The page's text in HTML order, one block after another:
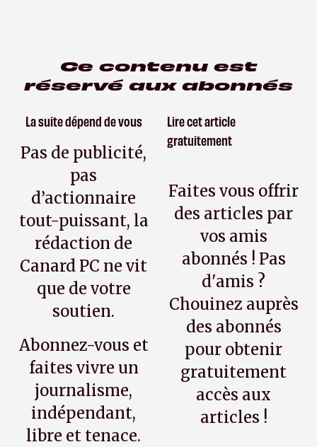
Ce contenu est
réservé aux abonnés
La suite dépend de vous
Pas de publicité,
pas
d’actionnaire
tout-puissant, la
rédaction de
Canard PC ne vit
que de votre
soutien.
Abonnez-vous et
faites vivre un
journalisme,
indépendant,
libre et tenace.
Lire cet article
gratuitement
Faites vous offrir
des articles par
vos amis
abonnés ! Pas
d'amis ?
Chouinez auprès
des abonnés
pour obtenir
gratuitement
accès aux
articles !